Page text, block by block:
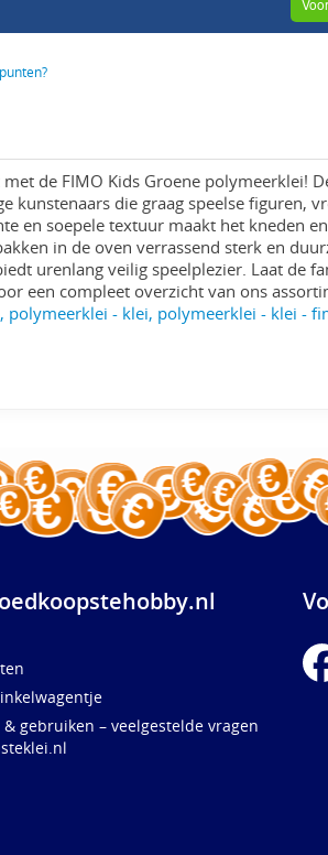
de FIMO Kids Groene polymeerklei!
kunstenaars die graag speelse figuren,
en soepele textuur maakt het kneden
in de oven verrassend sterk en
urenlang veilig speelplezier. Laat de
een compleet overzicht van ons
- klei, polymeerklei - klei -
& gebruiken – veelgestelde vragen